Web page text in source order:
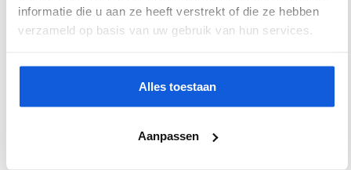
informatie die u aan ze heeft verstrekt of die ze hebben
verzameld op basis van uw gebruik van hun services.
Alles toestaan
Aanpassen
Artikelnummer
VYRNFRO03K
Kleur
Antraciet, Donkergrijs
Keramiek
Rechthoekig